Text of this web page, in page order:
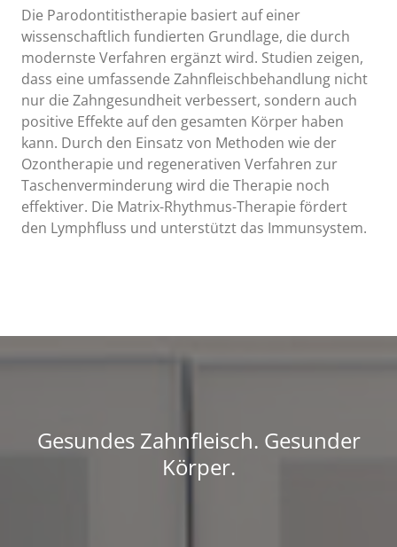
Die Parodontitistherapie basiert auf einer
wissenschaftlich fundierten Grundlage, die durch
modernste Verfahren ergänzt wird. Studien zeigen,
dass eine umfassende Zahnfleischbehandlung nicht
nur die Zahngesundheit verbessert, sondern auch
positive Effekte auf den gesamten Körper haben
kann. Durch den Einsatz von Methoden wie der
Ozontherapie und regenerativen Verfahren zur
Taschenverminderung wird die Therapie noch
effektiver. Die Matrix-Rhythmus-Therapie fördert
den Lymphfluss und unterstützt das Immunsystem.
Gesundes Zahnfleisch. Gesunder
Körper.